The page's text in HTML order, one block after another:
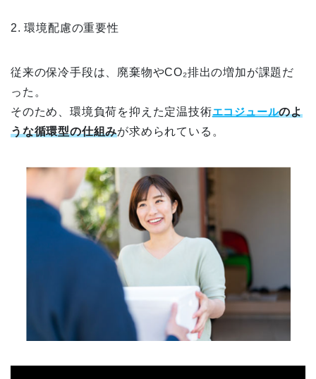
2. 環境配慮の重要性
従来の保冷手段は、廃棄物やCO₂排出の増加が課題だ
った。
そのため、環境負荷を抑えた定温技術エコジュールのよ
うな循環型の仕組みが求められている。